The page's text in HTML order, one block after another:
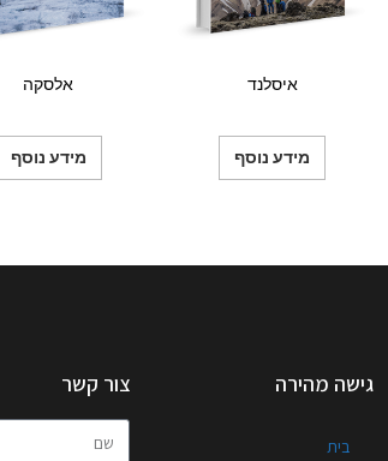
אלסקה
מידע נוסף
איסלנד
מידע נוסף
גישה מהירה
בית
צור קשר